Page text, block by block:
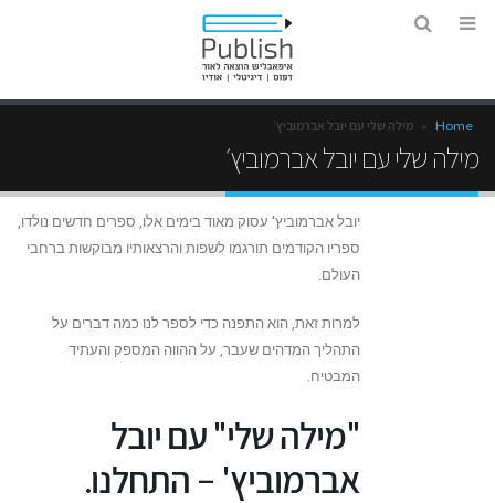
Home
» מילה שלי עם יובל אברמוביץ׳
מילה שלי עם יובל אברמוביץ׳
יובל אברמוביץ' עסוק מאוד בימים אלו, ספרים חדשים נולדו,
ספריו הקודמים תורגמו לשפות והרצאותיו מבוקשות ברחבי
העולם.
למרות זאת, הוא התפנה כדי לספר לנו כמה דברים על
התהליך המדהים שעבר, על ההווה המספק והעתיד
המבטיח.
"מילה שלי" עם יובל
אברמוביץ' – התחלנו.